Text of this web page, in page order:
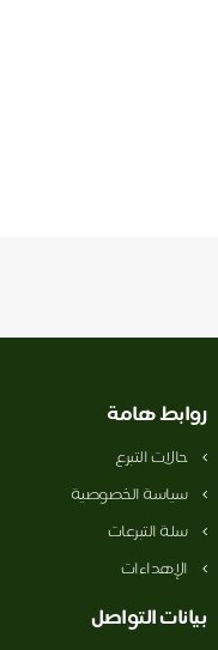
روابط هامة
حالات التبرع
سياسة الخصوصية
سلة التبرعات
الإهداءات
بيانات التواصل